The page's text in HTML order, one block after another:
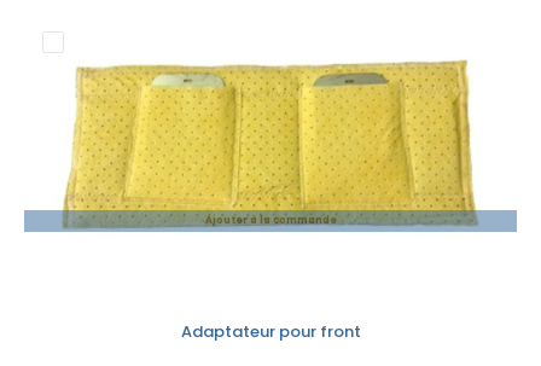
Ajouter à la commande
Adaptateur pour front